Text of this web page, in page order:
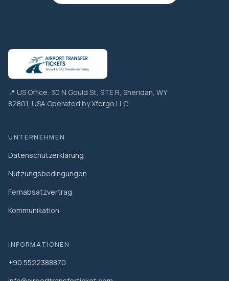
📍 US Office: 30 N Gould St, STE R, Sheridan, WY
82801, USA Operated by Xfergo LLC
UNTERNEHMEN
Datenschutzerklärung
Nutzungsbedingungen
Fernabsatzvertrag
Kommunikation
INFORMATIONEN
+90 5522388870